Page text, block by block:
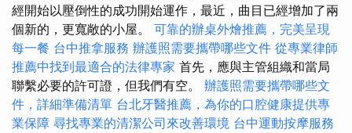
經開始以壓倒性的成功開始運作，最近，曲目已經增加了兩
個新的，更寬敞的小屋。 可靠的辦桌外燴推薦，完美呈現
每一餐 台中推拿服務 辦護照需要攜帶哪些文件 從專業律師
推薦中找到最適合的法律專家 首先，應與主管組織和當局
聯繫必要的許可證，但我們有空。 辦護照需要攜帶哪些文
件，詳細準備清單 台北牙醫推薦，為你的口腔健康提供專
業保障 尋找專業的清潔公司來改善環境 台中運動按摩服務